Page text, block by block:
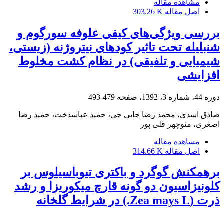
مشاهده مقاله
اصل مقاله 303.26 K
بررسی ویژگی‌های کیفی علوفه سورگوم و
شنبلیله تحت تاثیر کودهای نیتروژنه (زیستی،
شیمیایی و تلفیقی) در نظام کشت مخلوط
افزایشی
دوره 44، شماره 3، 1392، صفحه 479-493
صادق اسدی، محمد رضا چایی چی، حمید عباسدخت، حمید رضا
اصغری، منوچهر قلی پور
مشاهده مقاله
اصل مقاله 314.66 K
برهمکنش گوگرد و باکتری تیوباسیلوس بر
کلونیزاسیون دو گونه قارچ میکوریزا و رشد
ذرت (Zea mays L.) در شرایط گلخانه